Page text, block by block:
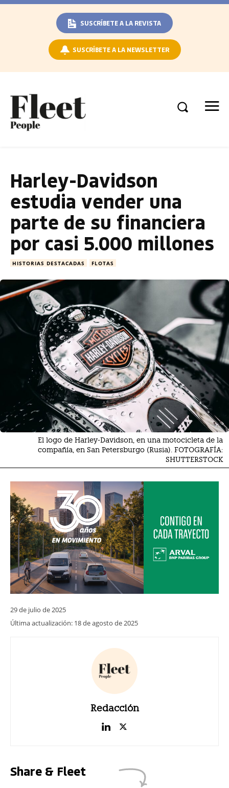
SUSCRÍBETE A LA REVISTA
SUSCRÍBETE A LA NEWSLETTER
Harley-Davidson
estudia vender una
parte de su financiera
por casi 5.000 millones
HISTORIAS DESTACADAS FLOTAS
El logo de Harley-Davidson, en una motocicleta de la
compañía, en San Petersburgo (Rusia). FOTOGRAFÍA:
SHUTTERSTOCK
29 de julio de 2025
Última actualización: 18 de agosto de 2025
Redacción
Share & Fleet